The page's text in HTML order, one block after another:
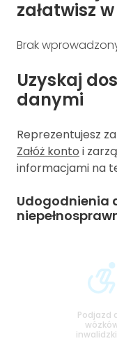
załatwisz
Brak
Uzyskaj
danymi
Reprezentujesz
Załóż konto i
informacjami na
Udogodnienia
Podjazd